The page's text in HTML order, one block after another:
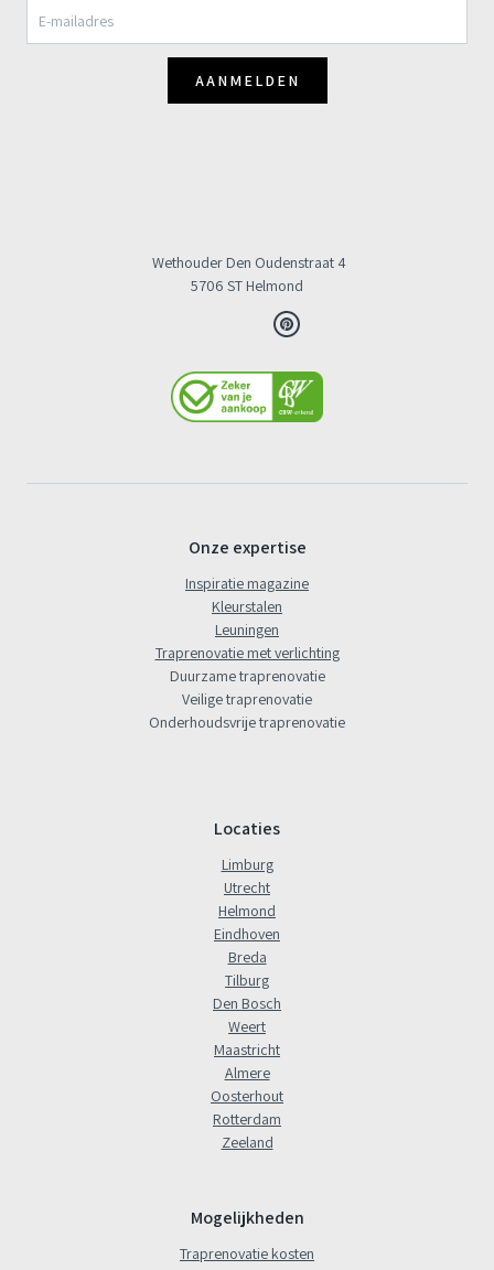
AANMELDEN
Wethouder Den Oudenstraat 4
5706 ST Helmond
Onze expertise
Inspiratie magazine
Kleurstalen
Leuningen
Traprenovatie met verlichting
Duurzame traprenovatie
Veilige traprenovatie
Onderhoudsvrije traprenovatie
Locaties
Limburg
Utrecht
Helmond
Eindhoven
Breda
Tilburg
Den Bosch
Weert
Maastricht
Almere
Oosterhout
Rotterdam
Zeeland
Mogelijkheden
Traprenovatie kosten